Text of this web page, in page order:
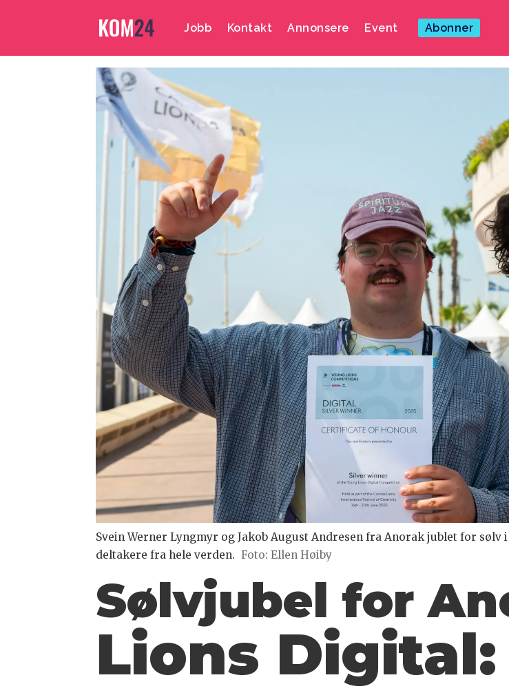
Jobb Kontakt Annonsere Event Abonner
Svein Werner Lyngmyr og Jakob August Andresen fra Anorak jublet for
deltakere fra hele verden. Foto: Ellen Høiby
Sølvjubel for
Lions